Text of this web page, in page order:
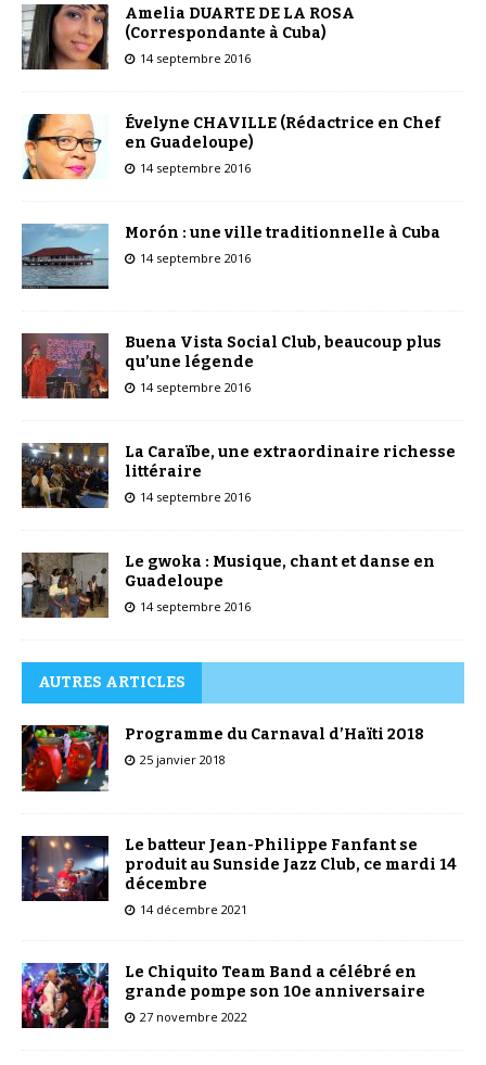
Amelia DUARTE DE LA ROSA
(Correspondante à Cuba)
14 septembre 2016
Évelyne CHAVILLE (Rédactrice en Chef
en Guadeloupe)
14 septembre 2016
Morón : une ville traditionnelle à Cuba
14 septembre 2016
Buena Vista Social Club, beaucoup plus
qu’une légende
14 septembre 2016
La Caraïbe, une extraordinaire richesse
littéraire
14 septembre 2016
Le gwoka : Musique, chant et danse en
Guadeloupe
14 septembre 2016
AUTRES ARTICLES
Programme du Carnaval d’Haïti 2018
25 janvier 2018
Le batteur Jean-Philippe Fanfant se
produit au Sunside Jazz Club, ce mardi 14
décembre
14 décembre 2021
Le Chiquito Team Band a célébré en
grande pompe son 10e anniversaire
27 novembre 2022